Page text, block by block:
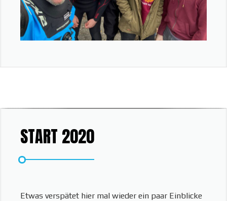
START 2020
Etwas verspätet hier mal wieder ein paar Einblicke